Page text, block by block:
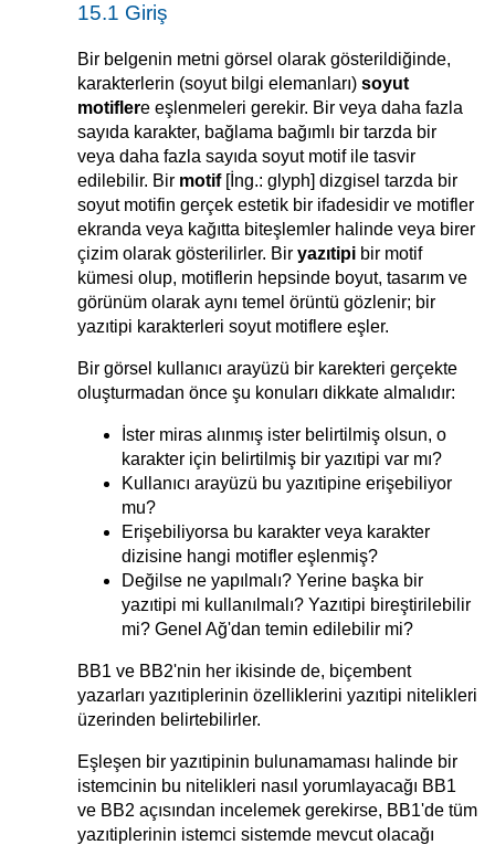
15.1 Giriş
Bir belgenin metni görsel olarak gösterildiğinde,
karakterlerin (soyut bilgi elemanları) soyut
motiflere eşlenmeleri gerekir. Bir veya daha fazla
sayıda karakter, bağlama bağımlı bir tarzda bir
veya daha fazla sayıda soyut motif ile tasvir
edilebilir. Bir motif[İng.: glyph] dizgisel tarzda bir
soyut motifin gerçek estetik bir ifadesidir ve motifler
ekranda veya kağıtta biteşlemler halinde veya birer
çizim olarak gösterilirler. Bir yazıtipi bir motif
kümesi olup, motiflerin hepsinde boyut, tasarım ve
görünüm olarak aynı temel örüntü gözlenir; bir
yazıtipi karakterleri soyut motiflere eşler.
Bir görsel kullanıcı arayüzü bir karekteri gerçekte
oluşturmadan önce şu konuları dikkate almalıdır:
İster miras alınmış ister belirtilmiş olsun, o
karakter için belirtilmiş bir yazıtipi var mı?
Kullanıcı arayüzü bu yazıtipine erişebiliyor
mu?
Erişebiliyorsa bu karakter veya karakter
dizisine hangi motifler eşlenmiş?
Değilse ne yapılmalı? Yerine başka bir
yazıtipi mi kullanılmalı? Yazıtipi bireştirilebilir
mi? Genel Ağ'dan temin edilebilir mi?
BB1 ve BB2'nin her ikisinde de, biçembent
yazarları yazıtiplerinin özelliklerini yazıtipi nitelikleri
üzerinden belirtebilirler.
Eşleşen bir yazıtipinin bulunamaması halinde bir
istemcinin bu nitelikleri nasıl yorumlayacağı BB1
ve BB2 açısından incelemek gerekirse, BB1'de tüm
yazıtiplerinin istemci sistemde mevcut olacağı